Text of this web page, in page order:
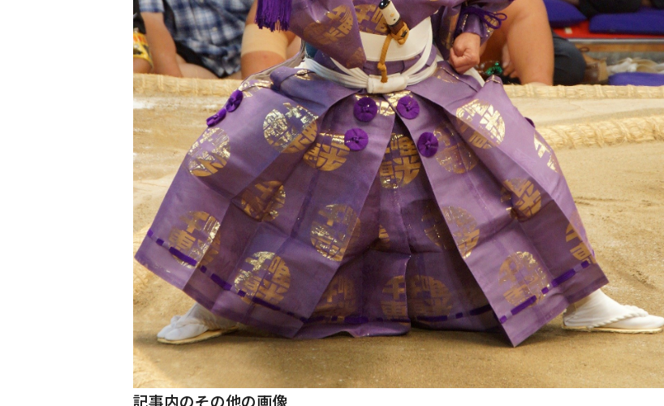
記事内のその他の画像